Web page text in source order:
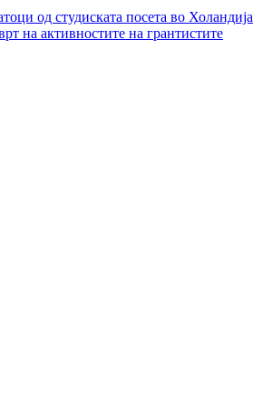
од студиската посета во Холандија
на активностите на грантистите